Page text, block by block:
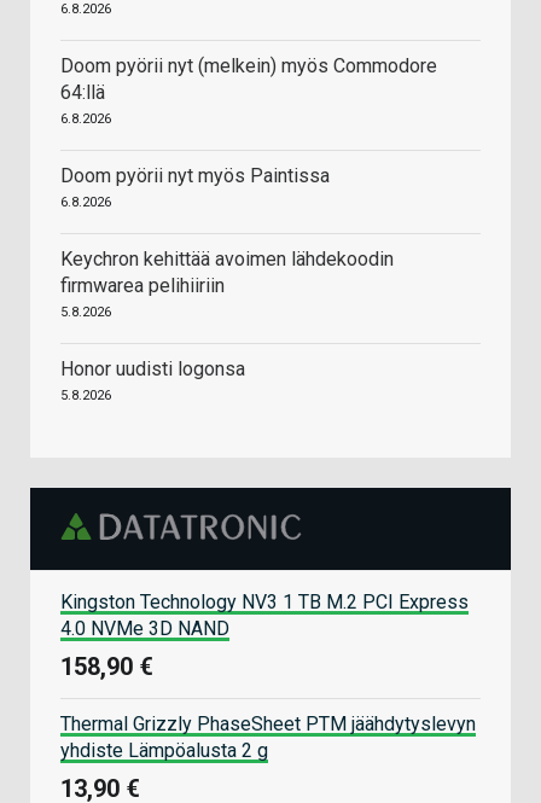
6.8.2026
Doom pyörii nyt (melkein) myös Commodore
64:llä
6.8.2026
Doom pyörii nyt myös Paintissa
6.8.2026
Keychron kehittää avoimen lähdekoodin
firmwarea pelihiiriin
5.8.2026
Honor uudisti logonsa
5.8.2026
Kingston Technology NV3 1 TB M.2 PCI Express
4.0 NVMe 3D NAND
158,90 €
Thermal Grizzly PhaseSheet PTM jäähdytyslevyn
yhdiste Lämpöalusta 2 g
13,90 €